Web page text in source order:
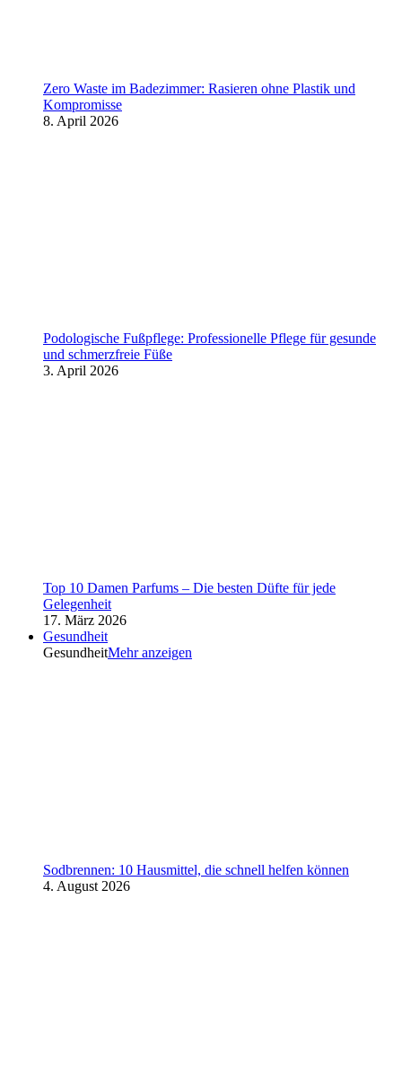
Zero Waste im Badezimmer: Rasieren ohne Plastik und
Kompromisse
8. April 2026
Podologische Fußpflege: Professionelle Pflege für gesunde
und schmerzfreie Füße
3. April 2026
Top 10 Damen Parfums – Die besten Düfte für jede
Gelegenheit
17. März 2026
Gesundheit
GesundheitMehr anzeigen
Sodbrennen: 10 Hausmittel, die schnell helfen können
4. August 2026